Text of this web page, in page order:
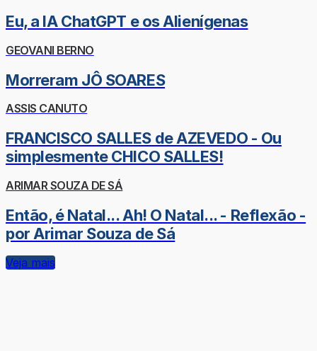
Eu, a IA ChatGPT e os Alienígenas
GEOVANI BERNO
Morreram JÔ SOARES
ASSIS CANUTO
FRANCISCO SALLES de AZEVEDO - Ou
simplesmente CHICO SALLES!
ARIMAR SOUZA DE SÁ
Então, é Natal... Ah! O Natal... - Reflexão -
por Arimar Souza de Sá
Veja mais